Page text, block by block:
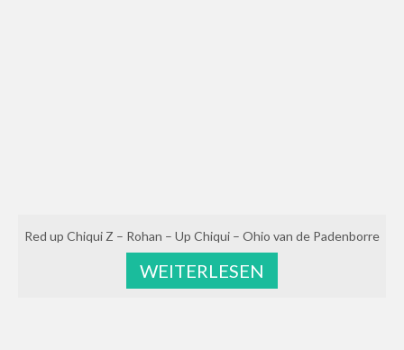
Red up Chiqui Z – Rohan – Up Chiqui – Ohio van de Padenborre
WEITERLESEN